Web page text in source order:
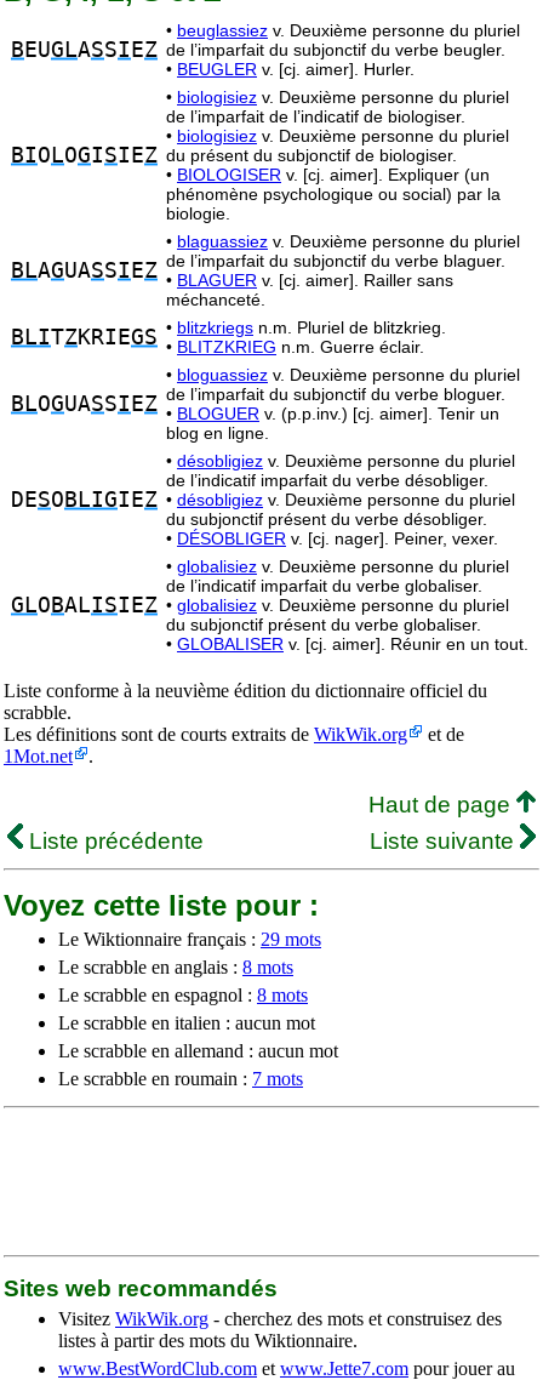
B EUGLASSI EZ
• beuglassiez v. Deuxième personne du pluriel
de l’imparfait du subjonctif du verbe beugler.
• BEUGLER v. [cj. aimer]. Hurler.
BIO LOGISIEZ
• biologisiez v. Deuxième personne du pluriel
de l’imparfait de l’indicatif de biologiser.
• biologisiez v. Deuxième personne du pluriel
du présent du subjonctif de biologiser.
• BIOLOGISER v. [cj. aimer]. Expliquer (un
phénomène psychologique ou social) par la
biologie.
BLAGUASSI EZ
• blaguassiez v. Deuxième personne du pluriel
de l’imparfait du subjonctif du verbe blaguer.
• BLAGUER v. [cj. aimer]. Railler sans
méchanceté.
BLITZKRIEGS • blitzkriegs n.m. Pluriel de blitzkrieg.
• BLITZKRIEG n.m. Guerre éclair.
BLOGUASSI EZ
• bloguassiez v. Deuxième personne du pluriel
de l’imparfait du subjonctif du verbe bloguer.
• BLOGUER v. (p.p.inv.) [cj. aimer]. Tenir un
blog en ligne.
DESO BLIGIEZ
• désobligiez v. Deuxième personne du pluriel
de l’indicatif imparfait du verbe désobliger.
• désobligiez v. Deuxième personne du pluriel
du subjonctif présent du verbe désobliger.
• DÉSOBLIGER v. [cj. nager]. Peiner, vexer.
GLO BALISIEZ
• globalisiez v. Deuxième personne du pluriel
de l’indicatif imparfait du verbe globaliser.
• globalisiez v. Deuxième personne du pluriel
du subjonctif présent du verbe globaliser.
• GLOBALISER v. [cj. aimer]. Réunir en un tout.
Liste conforme à la neuvième édition du dictionnaire officiel du
scrabble.
Les définitions sont de courts extraits de WikWik.org
et de
1Mot.net
.
Haut de page
Liste précédente
Liste suivante
Voyez cette liste pour :
Le Wiktionnaire français : 29 mots
Le scrabble en anglais : 8 mots
Le scrabble en espagnol : 8 mots
Le scrabble en italien : aucun mot
Le scrabble en allemand : aucun mot
Le scrabble en roumain : 7 mots
Sites web recommandés
Visitez WikWik.org - cherchez des mots et construisez des
listes à partir des mots du Wiktionnaire.
www.BestWordClub.com et www.Jette7.com pour jouer au